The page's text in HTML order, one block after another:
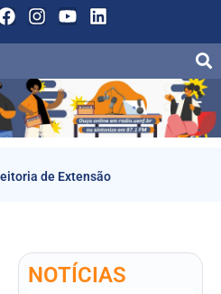
de Extensão
NOTÍCIAS